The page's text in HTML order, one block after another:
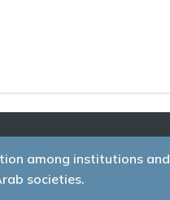
among institutions and
societies.